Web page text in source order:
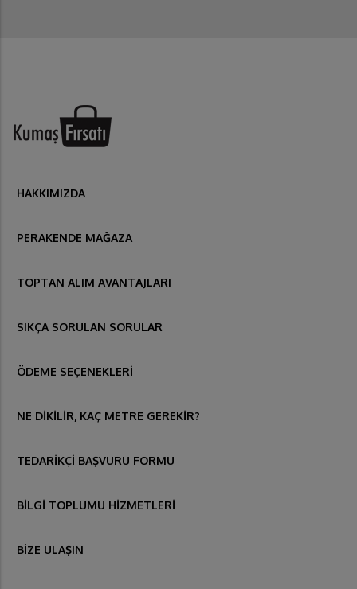
HAKKIMIZDA
PERAKENDE MAĞAZA
TOPTAN ALIM AVANTAJLARI
SIKÇA SORULAN SORULAR
ÖDEME SEÇENEKLERİ
NE DİKİLİR, KAÇ METRE GEREKİR?
TEDARİKÇİ BAŞVURU FORMU
BİLGİ TOPLUMU HİZMETLERİ
BİZE ULAŞIN